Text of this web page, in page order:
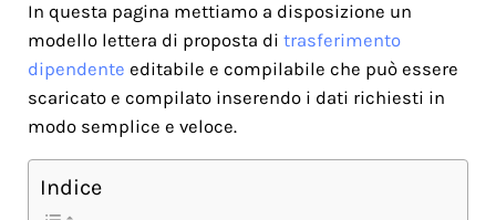
In questa pagina mettiamo a disposizione un
modello lettera di proposta di trasferimento
dipendente editabile e compilabile che può essere
scaricato e compilato inserendo i dati richiesti in
modo semplice e veloce.
Indice